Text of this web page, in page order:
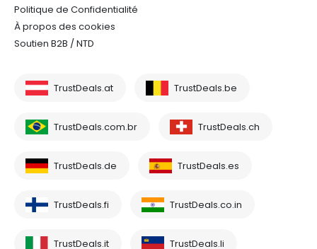
Politique de Confidentialité
À propos des cookies
Soutien B2B / NTD
TrustDeals.at TrustDeals.be
TrustDeals.com.br TrustDeals.ch
TrustDeals.de TrustDeals.es
TrustDeals.fi TrustDeals.co.in
TrustDeals.it TrustDeals.li